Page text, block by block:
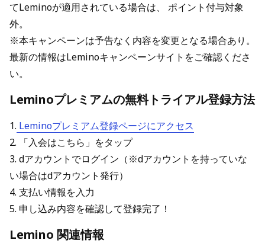
てLeminoが適用されている場合は、 ポイント付与対象
外。
※本キャンペーンは予告なく内容を変更となる場合あり。
最新の情報はLeminoキャンペーンサイトをご確認くださ
い。
Leminoプレミアムの無料トライアル登録方法
1. Leminoプレミアム登録ページにアクセス
2. 「入会はこちら」をタップ
3. dアカウントでログイン（※dアカウントを持っていな
い場合はdアカウント発行）
4. 支払い情報を入力
5. 申し込み内容を確認して登録完了！
Lemino 関連情報